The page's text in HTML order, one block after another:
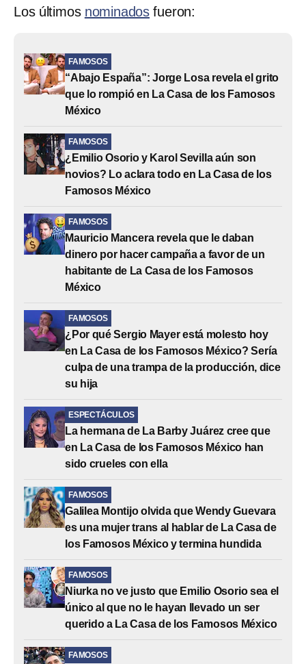
Los últimos nominados fueron:
FAMOSOS
“Abajo España”: Jorge Losa revela el grito
que lo rompió en La Casa de los Famosos
México
FAMOSOS
¿Emilio Osorio y Karol Sevilla aún son
novios? Lo aclara todo en La Casa de los
Famosos México
FAMOSOS
Mauricio Mancera revela que le daban
dinero por hacer campaña a favor de un
habitante de La Casa de los Famosos
México
FAMOSOS
¿Por qué Sergio Mayer está molesto hoy
en La Casa de los Famosos México? Sería
culpa de una trampa de la producción, dice
su hija
ESPECTÁCULOS
La hermana de La Barby Juárez cree que
en La Casa de los Famosos México han
sido crueles con ella
FAMOSOS
Galilea Montijo olvida que Wendy Guevara
es una mujer trans al hablar de La Casa de
los Famosos México y termina hundida
FAMOSOS
Niurka no ve justo que Emilio Osorio sea el
único al que no le hayan llevado un ser
querido a La Casa de los Famosos México
FAMOSOS